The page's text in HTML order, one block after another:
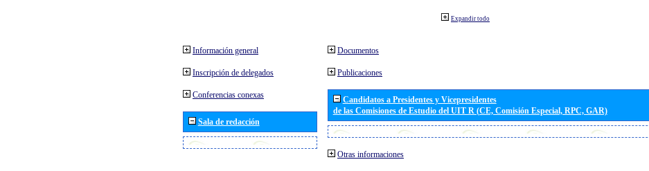
Expandir todo
Información general
Inscripción de delegados
Conferencias conexas
Sala de redacción
Documentos
Publicaciones
Candidatos a Presidentes y Vicepresidentes
de las Comisiones de Estudio del UIT R (CE, Comisión Especial, RPC, GAR)
Otras informaciones